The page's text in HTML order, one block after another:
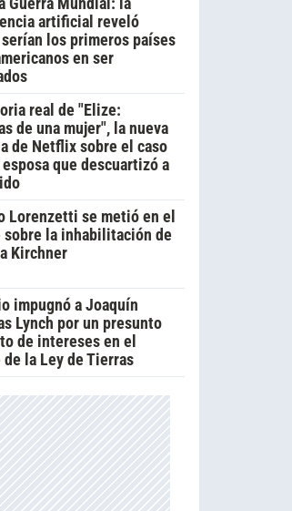
artificial reveló
los primeros países
en ser
real de "Elize:
de una mujer", la nueva
de Netflix sobre el caso
que descuartizó a
Lorenzetti se metió en el
sobre la inhabilitación de
Kirchner
impugnó a Joaquín
Lynch por un presunto
de intereses en el
la Ley de Tierras